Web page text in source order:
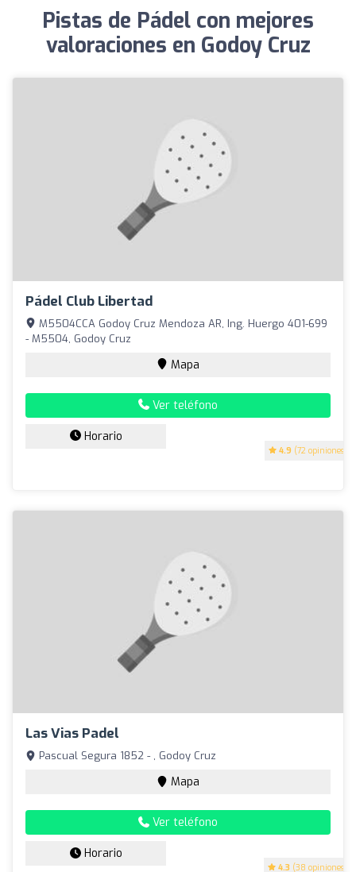
Pistas de Pádel con mejores
valoraciones en Godoy Cruz
Pádel Club Libertad
4.9 (72 opiniones)
M5504CCA Godoy Cruz Mendoza AR, Ing. Huergo 401-699
- M5504, Godoy Cruz
Mapa
Ver teléfono
Horario
Las Vias Padel
4.3 (38 opiniones)
Pascual Segura 1852 - , Godoy Cruz
Mapa
Ver teléfono
Horario